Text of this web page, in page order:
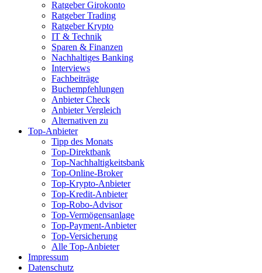
Ratgeber Girokonto
Ratgeber Trading
Ratgeber Krypto
IT & Technik
Sparen & Finanzen
Nachhaltiges Banking
Interviews
Fachbeiträge
Buchempfehlungen
Anbieter Check
Anbieter Vergleich
Alternativen zu
Top-Anbieter
Tipp des Monats
Top-Direktbank
Top-Nachhaltigkeitsbank
Top-Online-Broker
Top-Krypto-Anbieter
Top-Kredit-Anbieter
Top-Robo-Advisor
Top-Vermögensanlage
Top-Payment-Anbieter
Top-Versicherung
Alle Top-Anbieter
Impressum
Datenschutz